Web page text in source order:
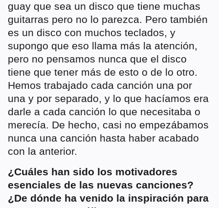
guay que sea un disco que tiene muchas
guitarras pero no lo parezca. Pero también
es un disco con muchos teclados, y
supongo que eso llama más la atención,
pero no pensamos nunca que el disco
tiene que tener más de esto o de lo otro.
Hemos trabajado cada canción una por
una y por separado, y lo que hacíamos era
darle a cada canción lo que necesitaba o
merecía. De hecho, casi no empezábamos
nunca una canción hasta haber acabado
con la anterior.
¿Cuáles han sido los motivadores
esenciales de las nuevas canciones?
¿De dónde ha venido la inspiración para